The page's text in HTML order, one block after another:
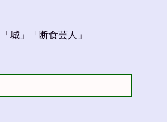
城」「断食芸人」